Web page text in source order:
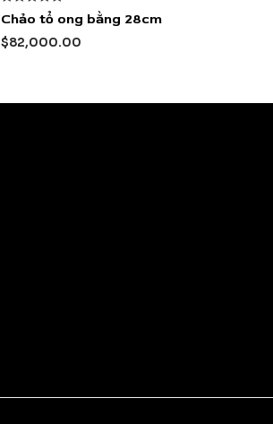
Được
xếp
hạng
0
Chảo tổ ong bằng 28cm
$82,000.00